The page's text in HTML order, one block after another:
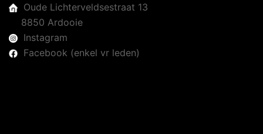
Oude Lichterveldsestraat 13
8850 Ardooie
Instagram
Facebook (enkel vr leden)